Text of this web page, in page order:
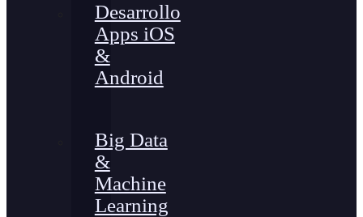
Desarrollo
Apps iOS
&
Android
Big Data
&
Machine
Learning